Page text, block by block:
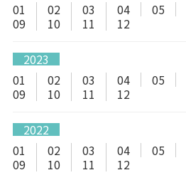
01
02 03 04 05
09
10 11 12
2023
01
02 03 04 05
09
10 11 12
2022
01
02 03 04 05
09
10 11 12